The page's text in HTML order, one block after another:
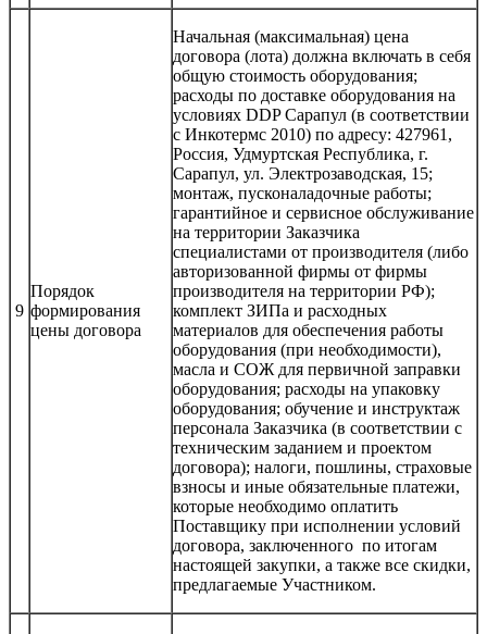
9
Порядок
формирования
цены договора
Начальная (максимальная) цена
договора (лота) должна включать в себя
общую стоимость оборудования;
расходы по доставке оборудования на
условиях DDP Сарапул (в соответствии
с Инкотермс 2010) по адресу: 427961,
Россия, Удмуртская Республика, г.
Сарапул, ул. Электрозаводская, 15;
монтаж, пусконаладочные работы;
гарантийное и сервисное обслуживание
на территории Заказчика
специалистами от производителя (либо
авторизованной фирмы от фирмы
производителя на территории РФ);
комплект ЗИПа и расходных
материалов для обеспечения работы
оборудования (при необходимости),
масла и СОЖ для первичной заправки
оборудования; расходы на упаковку
оборудования; обучение и инструктаж
персонала Заказчика (в соответствии с
техническим заданием и проектом
договора); налоги, пошлины, страховые
взносы и иные обязательные платежи,
которые необходимо оплатить
Поставщику при исполнении условий
договора, заключенного по итогам
настоящей закупки, а также все скидки,
предлагаемые Участником.